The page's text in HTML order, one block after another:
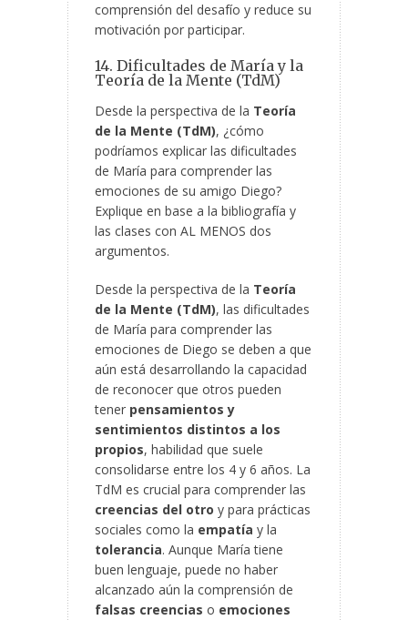
comprensión del desafío y reduce su
motivación por participar.
14. Dificultades de María y la
Teoría de la Mente (TdM)
Desde la perspectiva de la Teoría
de la Mente (TdM), ¿cómo
podríamos explicar las dificultades
de María para comprender las
emociones de su amigo Diego?
Explique en base a la bibliografía y
las clases con AL MENOS dos
argumentos.
Desde la perspectiva de la Teoría
de la Mente (TdM), las dificultades
de María para comprender las
emociones de Diego se deben a que
aún está desarrollando la capacidad
de reconocer que otros pueden
tener pensamientos y
sentimientos distintos a los
propios, habilidad que suele
consolidarse entre los 4 y 6 años. La
TdM es crucial para comprender las
creencias del otro y para prácticas
sociales como la empatía y la
tolerancia. Aunque María tiene
buen lenguaje, puede no haber
alcanzado aún la comprensión de
falsas creencias o emociones